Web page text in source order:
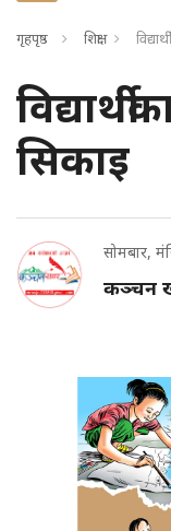
गृहपृष्ठ शिक्षा
सिकाइ
सोमबार,
कञ्चन